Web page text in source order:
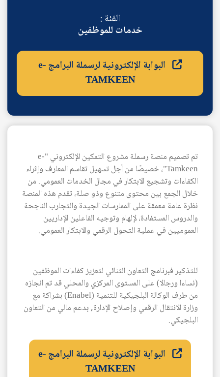
AR
الفئة :
خدمات للموظفين
البوابة الإلكترونية لرسملة البرامج e-
TAMKEEN
تم تصميم منصة رسملة مشروع التمكين الإلكتروني "e-
Tamkeen"، خصيصًا من أجل تسهيل تقاسم المعارف وإثراء
الكفاءات وتشجيع الابتكار في مجال الخدمات العمومي. من
خلال الجمع بين محتوى متنوع وذو صلة، تقدم هذه المنصة
نظرة عامة معمقة على الممارسات الجيدة والتجارب الناجحة
والدروس المستفادة، لإلهام وتوجيه الفاعلين الإداريين
العموميين في عملية التحول الرقمي والابتكار العمومي.
للتذكير فبرنامج التعاون الثنائي لتعزيز كفاءات الموظفين
(نساءا ورجالا) على المستوى المركزي والمحلي قد تم انجازه
من طرف الوكالة البلجيكية للتنمية (Enabel) بشراكة مع
وزارة الانتقال الرقمي وإصلاح الإدارة, بدعم مالي من التعاون
البلجيكي.
البوابة الإلكترونية لرسملة البرامج e-
TAMKEEN